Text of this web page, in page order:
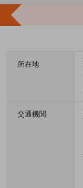
所在地
交通機関